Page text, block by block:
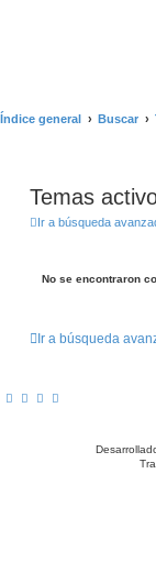
Índice general Buscar
Temas
Ir a búsqueda
No se encontraron
Ir a búsqueda